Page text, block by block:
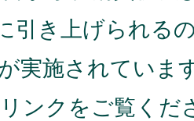
引き上げられる
実施されていま
ンクをご覧くだ